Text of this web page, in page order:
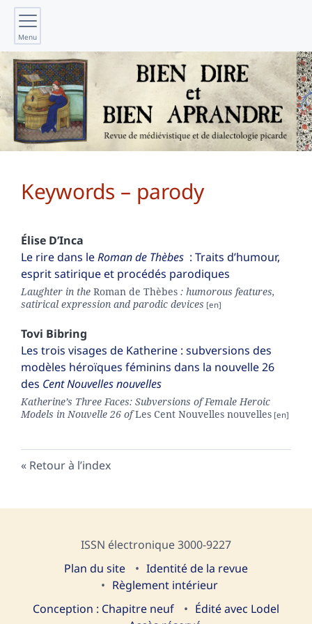
Menu
Keywords – parody
Élise D’Inca
Le rire dans leRoman de Thèbes : Traits d’humour,
esprit satirique et procédés parodiques
Laughter in the Roman de Thèbes : humorous features,
satirical expression and parodic devices
Tovi Bibring
Les trois visages de Katherine : subversions des
modèles héroïques féminins dans la nouvelle 26
des Cent Nouvelles nouvelles
Katherine’s Three Faces: Subversions of Female Heroic
Models in Nouvelle 26 ofLes Cent Nouvelles nouvelles
Retour à l’index
ISSN électronique 3000-9227
Plan du site
Identité de la revue
Règlement intérieur
Conception : Chapitre neuf
Édité avec Lodel